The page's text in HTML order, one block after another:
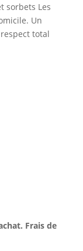
sorbets Les
Un
total
Frais de